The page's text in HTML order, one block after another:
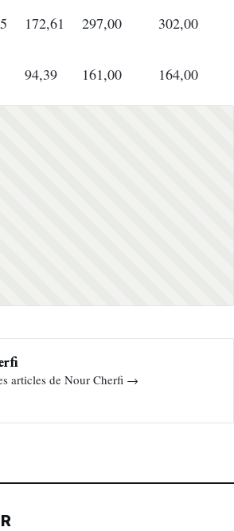
172,61 297,00 302,00
94,39 161,00 164,00
articles de Nour Cherfi →